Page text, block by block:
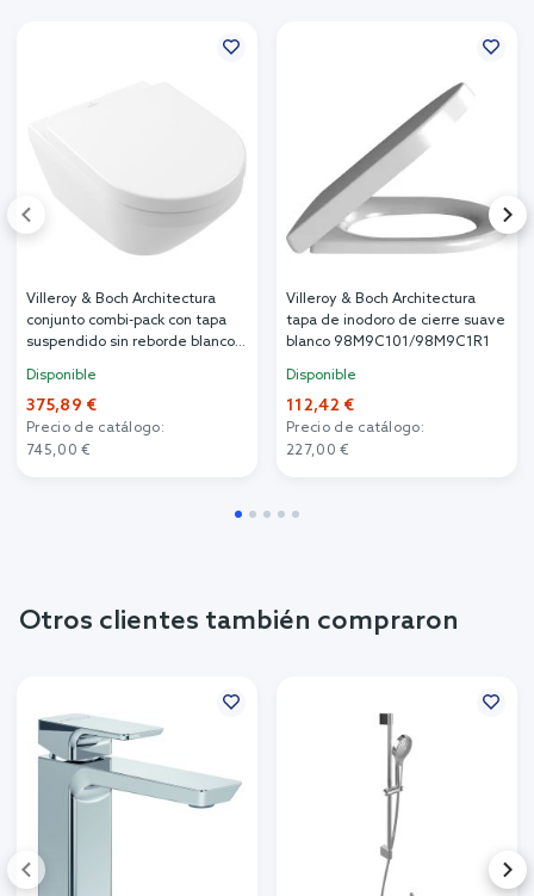
Villeroy & Boch Architectura
conjunto combi-pack con tapa
suspendido sin reborde blanco
Disponible
375,89 €
Precio de catálogo:
745,00 €
Villeroy & Boch Architectura
tapa de inodoro de cierre suave
blanco 98M9C101/98M9C1R1
Disponible
112,42 €
Precio de catálogo:
227,00 €
Otros clientes también compraron